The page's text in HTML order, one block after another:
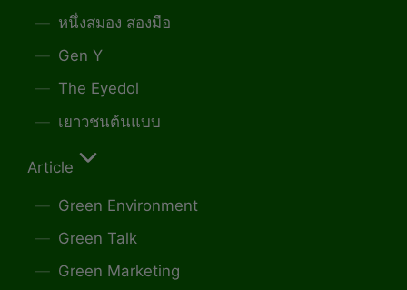
หนึ่งสมอง สองมือ
Gen Y
The Eyedol
เยาวชนต้นแบบ
Article
Green Environment
Green Talk
Green Marketing